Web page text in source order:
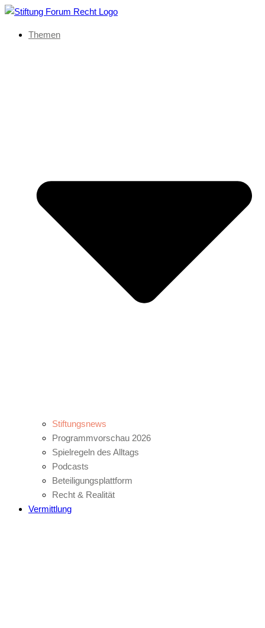
Themen
Stiftungsnews
Programmvorschau 2026
Spielregeln des Alltags
Podcasts
Beteiligungsplattform
Recht & Realität
Vermittlung